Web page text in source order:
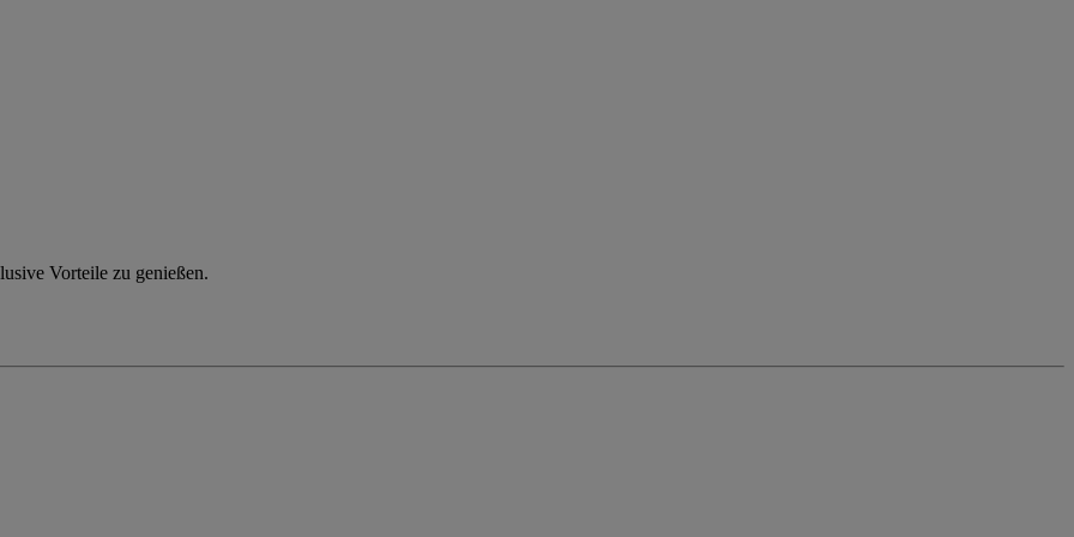
Vorteile zu genießen.